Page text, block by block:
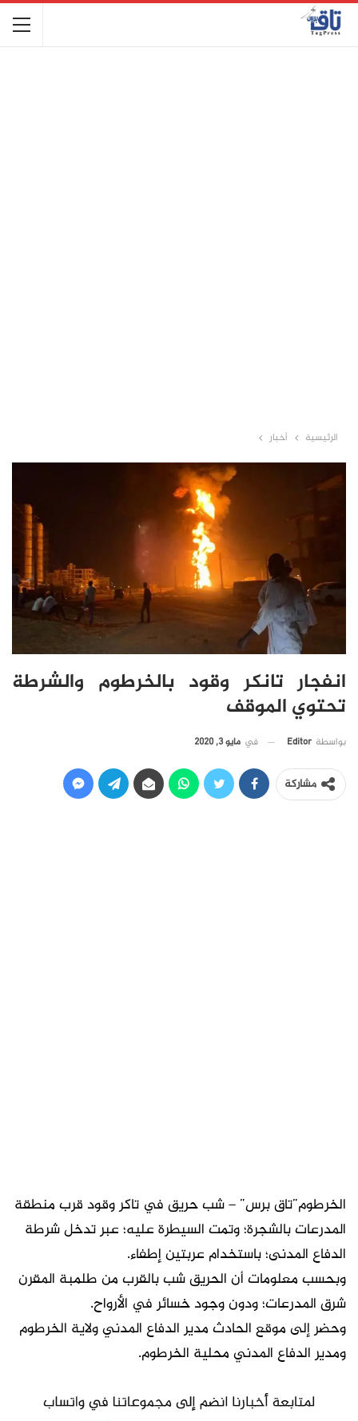
الرئيسية أخبار
انفجار تانكر وقود بالخرطوم والشرطة
تحتوي الموقف
بواسطة Editor في مايو 3, 2020
مشاركة
الخرطوم”تاق برس” – شب حريق في تاكر وقود قرب منطقة
المدرعات بالشجرة؛ وتمت السيطرة عليه؛ عبر تدخل شرطة
الدفاع المدنى؛ باستخدام عربتين إطفاء.
وبحسب معلومات أن الحريق شب بالقرب من طلمبة المقرن
شرق المدرعات؛ ودون وجود خسائر في الأرواح.
وحضر إلى موقع الحادث مدير الدفاع المدني ولاية الخرطوم
ومدير الدفاع المدني محلية الخرطوم.